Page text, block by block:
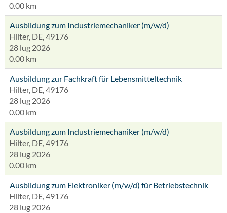
0.00 km
Ausbildung zum Industriemechaniker (m/w/d)
Hilter, DE, 49176
28 lug 2026
0.00 km
Ausbildung zur Fachkraft für Lebensmitteltechnik
Hilter, DE, 49176
28 lug 2026
0.00 km
Ausbildung zum Industriemechaniker (m/w/d)
Hilter, DE, 49176
28 lug 2026
0.00 km
Ausbildung zum Elektroniker (m/w/d) für Betriebstechnik
Hilter, DE, 49176
28 lug 2026